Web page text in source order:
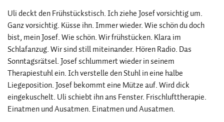
Uli deckt den Frühstückstisch. Ich ziehe Josef vorsichtig um.
Ganz vorsichtig. Küsse ihn. Immer wieder. Wie schön du doch
bist, mein Josef. Wie schön. Wir frühstücken. Klara im
Schlafanzug. Wir sind still miteinander. Hören Radio. Das
Sonntagsrätsel. Josef schlummert wieder in seinem
Therapiestuhl ein. Ich verstelle den Stuhl in eine halbe
Liegeposition. Josef bekommt eine Mütze auf. Wird dick
eingekuschelt. Uli schiebt ihn ans Fenster. Frischlufttherapie.
Einatmen und Ausatmen. Einatmen und Ausatmen.